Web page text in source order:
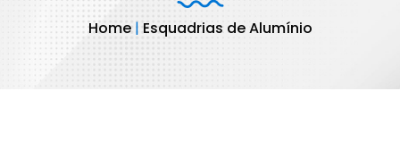
Home| Esquadrias de Alumínio